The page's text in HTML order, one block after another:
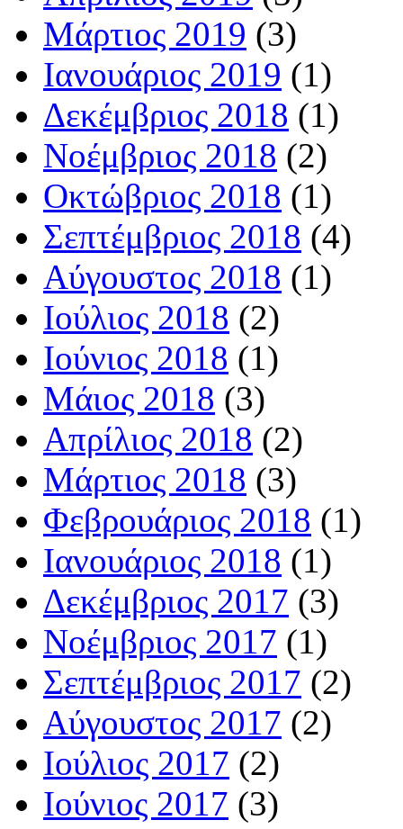
Μάρτιος 2019 (3)
Ιανουάριος 2019 (1)
Δεκέμβριος 2018 (1)
Νοέμβριος 2018 (2)
Οκτώβριος 2018 (1)
Σεπτέμβριος 2018 (4)
Αύγουστος 2018 (1)
Ιούλιος 2018 (2)
Ιούνιος 2018 (1)
Μάιος 2018 (3)
Απρίλιος 2018 (2)
Μάρτιος 2018 (3)
Φεβρουάριος 2018 (1)
Ιανουάριος 2018 (1)
Δεκέμβριος 2017 (3)
Νοέμβριος 2017 (1)
Σεπτέμβριος 2017 (2)
Αύγουστος 2017 (2)
Ιούλιος 2017 (2)
Ιούνιος 2017 (3)